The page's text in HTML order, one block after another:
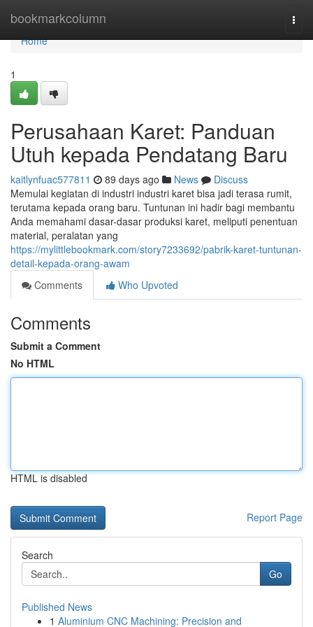
bookmarkcolumn
Home
Home
1
Perusahaan Karet: Panduan
Utuh kepada Pendatang Baru
kaitlynfuac577811 89 days ago News
Discuss
Memulai kegiatan di industri industri karet bisa jadi terasa rumit,
terutama kepada orang baru. Tuntunan ini hadir bagi membantu
Anda memahami dasar-dasar produksi karet, meliputi penentuan
material, peralatan yang
https://mylittlebookmark.com/story7233692/pabrik-karet-tuntunan-
detail-kepada-orang-awam
Comments
Who Upvoted
Comments
Submit a Comment
No HTML
HTML is disabled
Report Page
Search
Go
Published News
1 Aluminium CNC Machining: Precision and